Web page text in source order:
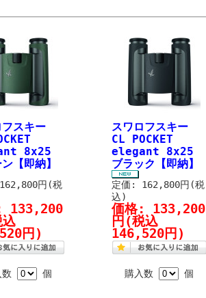
フスキー
8x25
【即納】
円(税
133,200
円)
数 個
スワロフスキー
CL POCKET
elegant 8x25
ブラック【即納】
定価: 162,800円(税
込)
価格: 133,200
円 (税込
146,520円)
購入数 個